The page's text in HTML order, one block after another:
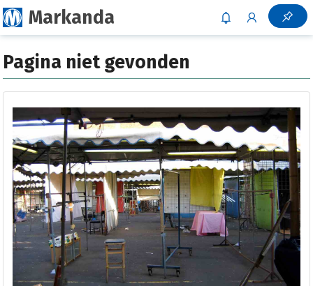
Markanda
Pagina niet gevonden